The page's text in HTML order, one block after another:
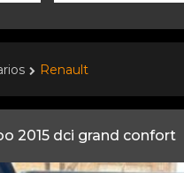
Renault
2015 dci grand confort